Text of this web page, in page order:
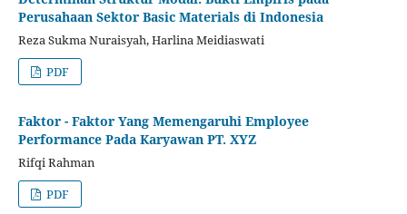
Perusahaan Sektor Basic Materials di Indonesia
Reza Sukma Nuraisyah, Harlina Meidiaswati
PDF
Faktor - Faktor Yang Memengaruhi Employee
Performance Pada Karyawan PT. XYZ
Rifqi Rahman
PDF